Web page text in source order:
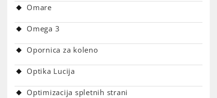
Omare
Omega 3
Opornica za koleno
Optika Lucija
Optimizacija spletnih strani